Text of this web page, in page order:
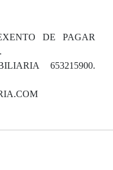
DE PAGAR
653215900.